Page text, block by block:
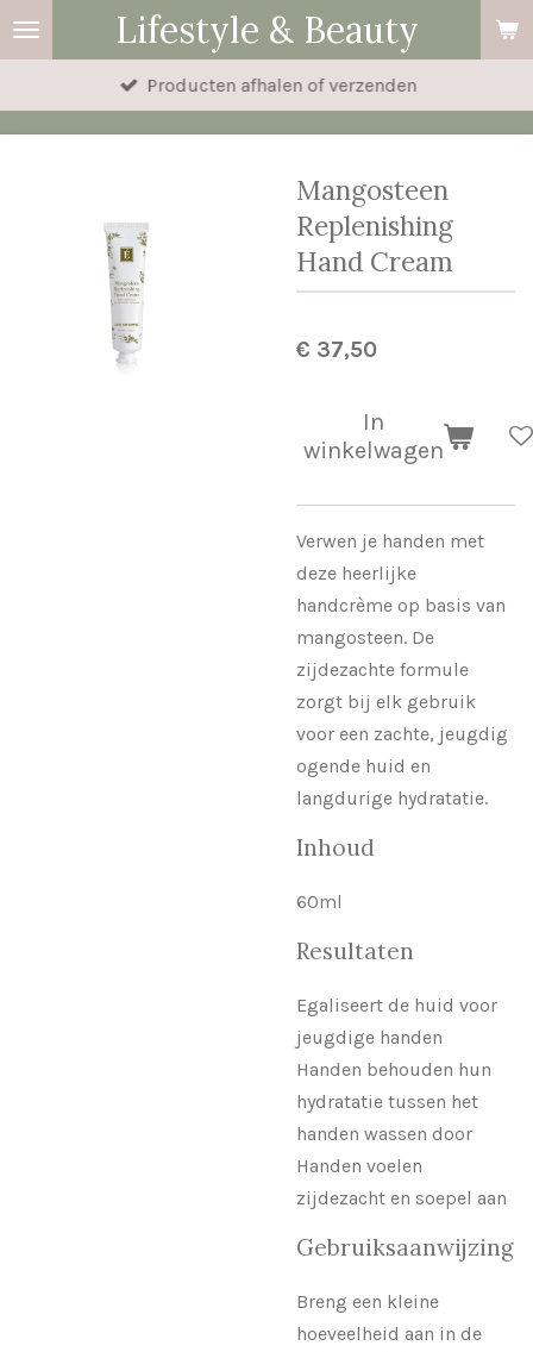
Ga
direct
Lifestyle & Beauty
Producten afhalen of verzenden
Mangosteen
Replenishing
Hand Cream
€ 37,50
In
winkelwagen
Verwen je handen met
deze heerlijke
handcrème op basis van
mangosteen. De
zijdezachte formule
zorgt bij elk gebruik
voor een zachte, jeugdig
ogende huid en
langdurige hydratatie.
Inhoud
60ml
Resultaten
Egaliseert de huid voor
jeugdige handen
Handen behouden hun
hydratatie tussen het
handen wassen door
Handen voelen
zijdezacht en soepel aan
Gebruiksaanwijzing
Breng een kleine
hoeveelheid aan in de